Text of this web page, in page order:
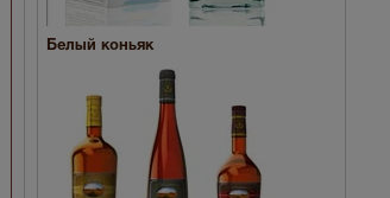
Белый коньяк